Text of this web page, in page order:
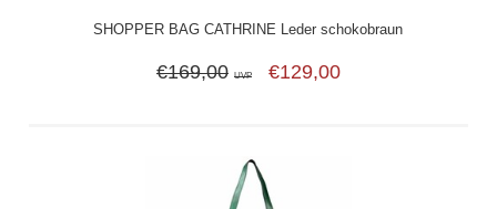
SHOPPER BAG CATHRINE Leder schokobraun
€169,00 UVP €129,00